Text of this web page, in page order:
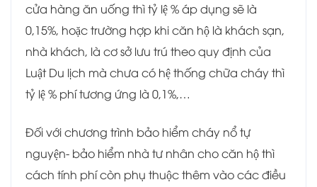
cửa hàng ăn uống thì tỷ lệ % áp dụng sẽ là
0,15%, hoặc trường hợp khi căn hộ là khách sạn,
nhà khách, là cơ sở lưu trú theo quy định của
Luật Du lịch mà chưa có hệ thống chữa cháy thì
tỷ lệ % phí tương ứng là 0,1%,…
Đối với chương trình bảo hiểm cháy nổ tự
nguyện- bảo hiểm nhà tư nhân cho căn hộ thì
cách tính phí còn phụ thuộc thêm vào các điều